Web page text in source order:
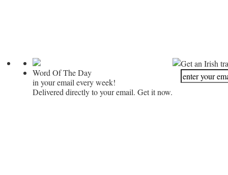
Word Of The Day
in your email every week!
Delivered directly to your email. Get it now.
Get an Irish